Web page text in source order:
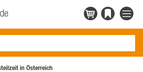
in Österreich